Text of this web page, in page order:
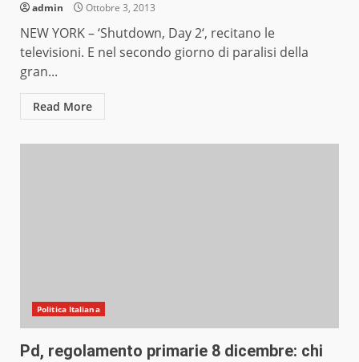
admin Ottobre 3, 2013
NEW YORK – ‘Shutdown, Day 2‘, recitano le
televisioni. E nel secondo giorno di paralisi della
gran...
Read More
Politica Italiana
Pd, regolamento primarie 8 dicembre: chi